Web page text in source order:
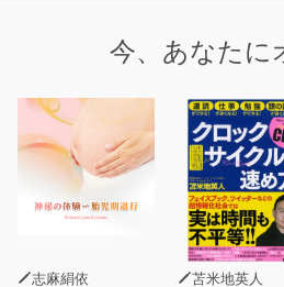
今、あなたに
志麻絹依 苫米地英人